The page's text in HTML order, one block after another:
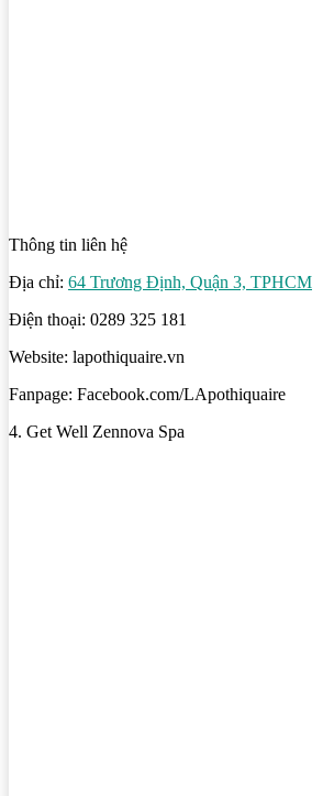
Thông tin liên hệ
Địa chỉ: 64 Trương Định, Quận 3, TPHCM
Điện thoại: 0289 325 181
Website: lapothiquaire.vn
Fanpage: Facebook.com/LApothiquaire
4. Get Well Zennova Spa